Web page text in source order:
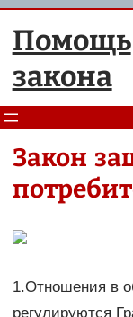
Перейти
Помощь
закона
Закон
1.Отношения в
регулируются